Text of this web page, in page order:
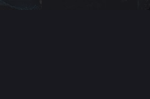
guerra de Aseudal. Ha allanado el
en su primer rey. Tan Ya nació con la
Sum. Es la sucesora de la tribu Wahan
y su ambición es convertirse en
la última descendiente de los Neanthal,
diferente de los humanos, y su